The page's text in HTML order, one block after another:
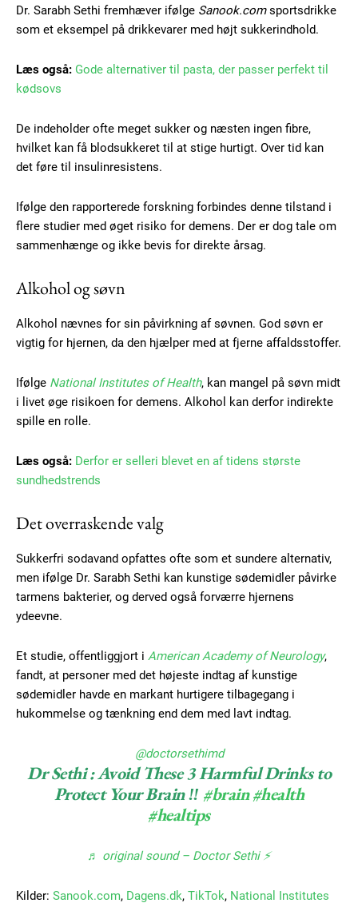
Subscription Plans
Free limited access
Gratis
Etiam est nibh, lobortis sit
Nullam eu erat condimentum
Donec quis est ac felis
Orci varius natoque dolor
Dr. Sarabh Sethi fremhæver ifølge Sanook.comsportsdrikke
som et eksempel på drikkevarer med højt sukkerindhold.
Læs også: Gode alternativer til pasta, der passer perfekt til
kødsovs
De indeholder ofte meget sukker og næsten ingen fibre,
hvilket kan få blodsukkeret til at stige hurtigt. Over tid kan
det føre til insulinresistens.
Ifølge den rapporterede forskning forbindes denne tilstand i
flere studier med øget risiko for demens. Der er dog tale om
sammenhænge og ikke bevis for direkte årsag.
Alkohol og søvn
Alkohol nævnes for sin påvirkning af søvnen. God søvn er
vigtig for hjernen, da den hjælper med at fjerne affaldsstoffer.
Ifølge National Institutes of Health, kan mangel på søvn midt
i livet øge risikoen for demens. Alkohol kan derfor indirekte
spille en rolle.
Læs også: Derfor er selleri blevet en af tidens største
sundhedstrends
Det overraskende valg
Sukkerfri sodavand opfattes ofte som et sundere alternativ,
men ifølge Dr. Sarabh Sethi kan kunstige sødemidler påvirke
tarmens bakterier, og derved også forværre hjernens
ydeevne.
Et studie, offentliggjort i American Academy of Neurology,
fandt, at personer med det højeste indtag af kunstige
sødemidler havde en markant hurtigere tilbagegang i
hukommelse og tænkning end dem med lavt indtag.
@doctorsethimd
Dr Sethi : Avoid These 3 Harmful Drinks to
Protect Your Brain ‼️ #brain#health
#healtips
♬ original sound – Doctor Sethi ⚡️
Kilder: Sanook.com, Dagens.dk, TikTok, National Institutes